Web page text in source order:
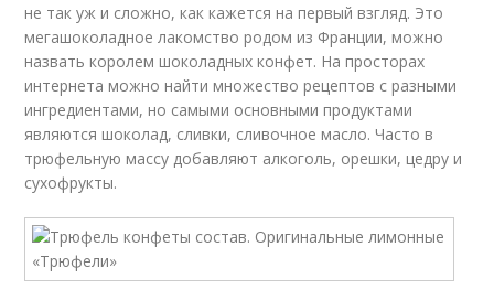
не так уж и сложно, как кажется на первый взгляд. Это
мегашоколадное лакомство родом из Франции, можно
назвать королем шоколадных конфет. На просторах
интернета можно найти множество рецептов с разными
ингредиентами, но самыми основными продуктами
являются шоколад, сливки, сливочное масло. Часто в
трюфельную массу добавляют алкоголь, орешки, цедру и
сухофрукты.